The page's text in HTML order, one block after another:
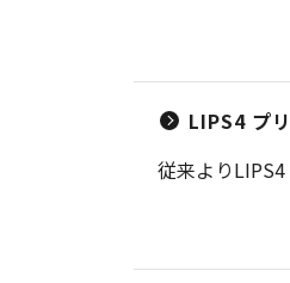
LIPS4 プ
従来より